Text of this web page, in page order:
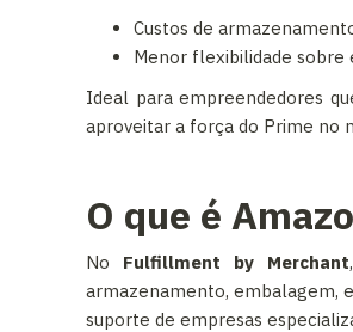
Custos de
Menor flexibilidade sobre
Ideal para empreendedores
aproveitar a força do Prime no
O que é
No Fulfillment by Merchant
armazenamento, embalagem,
suporte de empresas